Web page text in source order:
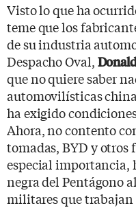
Visto lo que ha
teme que los
de su industria
Despacho Oval,
que no quiere saber
automovilísticas
ha exigido
Ahora, no contento
tomadas, BYD y otros
especial importancia,
negra del Pentágono
militares que trabajan